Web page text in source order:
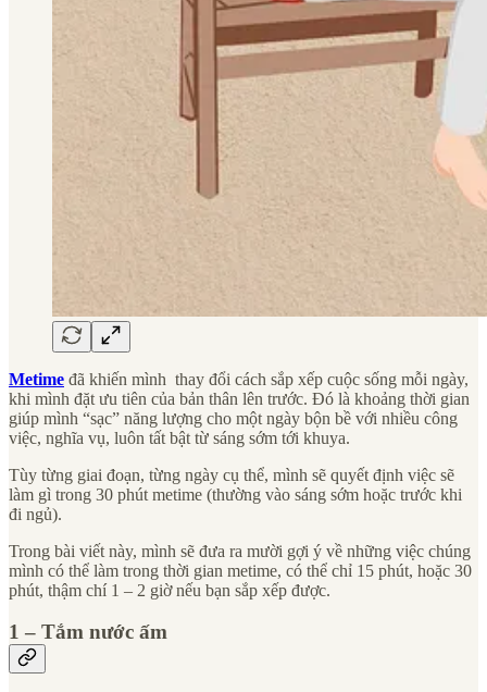
Metime đã khiến mình thay đổi cách sắp xếp cuộc sống mỗi ngày,
khi mình đặt ưu tiên của bản thân lên trước. Đó là khoảng thời gian
giúp mình “sạc” năng lượng cho một ngày bộn bề với nhiều công
việc, nghĩa vụ, luôn tất bật từ sáng sớm tới khuya.
Tùy từng giai đoạn, từng ngày cụ thể, mình sẽ quyết định việc sẽ
làm gì trong 30 phút metime (thường vào sáng sớm hoặc trước khi
đi ngủ).
Trong bài viết này, mình sẽ đưa ra mười gợi ý về những việc chúng
mình có thể làm trong thời gian metime, có thể chỉ 15 phút, hoặc 30
phút, thậm chí 1 – 2 giờ nếu bạn sắp xếp được.
1 – Tắm nước ấm